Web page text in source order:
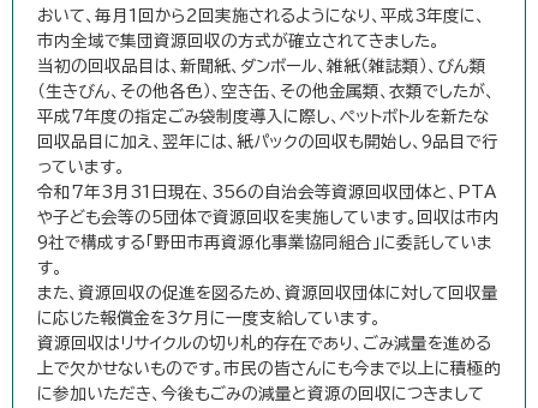
おいて、毎月1回から2回実施されるようになり、平成3年度に、
市内全域で集団資源回収の方式が確立されてきました。
当初の回収品目は、新聞紙、ダンボール、雑紙（雑誌類）、びん類
（生きびん、その他各色）、空き缶、その他金属類、衣類でしたが、
平成7年度の指定ごみ袋制度導入に際し、ペットボトルを新たな
回収品目に加え、翌年には、紙パックの回収も開始し、9品目で行
っています。
令和7年3月31日現在、356の自治会等資源回収団体と、PTA
や子ども会等の5団体で資源回収を実施しています。回収は市内
9社で構成する「野田市再資源化事業協同組合」に委託していま
す。
また、資源回収の促進を図るため、資源回収団体に対して回収量
に応じた報償金を3ケ月に一度支給しています。
資源回収はリサイクルの切り札的存在であり、ごみ減量を進める
上で欠かせないものです。市民の皆さんにも今まで以上に積極的
に参加いただき、今後もごみの減量と資源の回収につきまして